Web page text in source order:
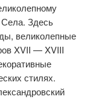
Села. Здесь
великолепные
XVII — XVIII
стилях.